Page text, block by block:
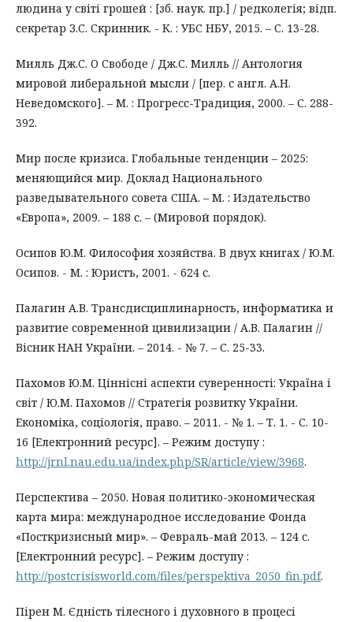
людина у світі грошей : [зб. наук. пр.] / редколегія; відп.
секретар З.С. Скринник. - К. : УБС НБУ, 2015. – С. 13-28.
Милль Дж.С. О Свободе / Дж.С. Милль // Антология
мировой либеральной мысли / [пер. с англ. А.Н.
Неведомского]. – М. : Прогресс-Традиция, 2000. – С. 288-
392.
Мир после кризиса. Глобальные тенденции – 2025:
меняющийся мир. Доклад Национального
разведывательного совета США. – М. : Издательствo
«Европа», 2009. – 188 с. – (Мировой порядок).
Осипов Ю.М. Философия хозяйства. В двух книгах / Ю.М.
Осипов. - М. : Юристъ, 2001. - 624 с.
Палагин А.В. Трансдисциплинарность, информатика и
развитие современной цивилизации / А.В. Палагин //
Вісник НАН України. – 2014. - № 7. – С. 25-33.
Пахомов Ю.М. Ціннісні аспекти суверенності: Україна і
світ / Ю.М. Пахомов // Стратегія розвитку України.
Економіка, соціологія, право. – 2011. - № 1. – Т. 1. - С. 10-
16 [Електронний ресурс]. – Режим доступу :
http://jrnl.nau.edu.ua/index.php/SR/article/view/3968.
Перспектива – 2050. Новая политико-экономическая
карта мира: международное исследование Фонда
«Посткризисный мир». – Февраль-май 2013. – 124 с.
[Електронний ресурс]. – Режим доступу :
http://postcrisisworld.com/files/perspektiva_2050_fin.pdf.
Пірен М. Єдність тілесного і духовного в процесі